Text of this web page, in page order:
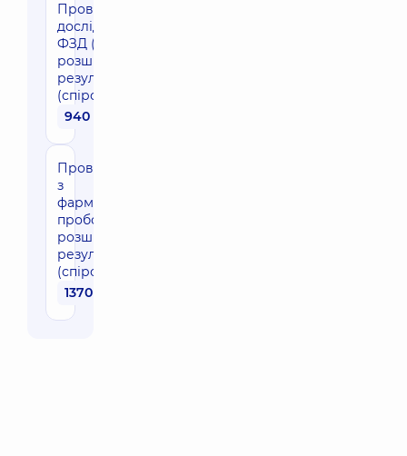
Проведення
дослідження
ФЗД (базове) з
розшифровкою
результатів
(спірографія)
940 грн
Проведення ФЗД
з
фармакологічною
пробою, з
розшифровкою
результатів
(спірографія)
1370 грн